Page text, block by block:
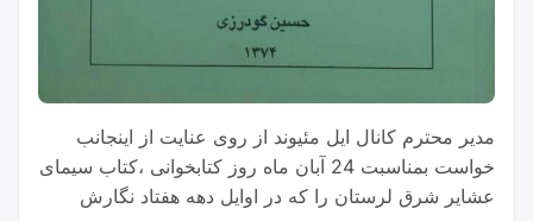
مدیر محترم کانال ایل مئیوند از روی عنایت از اینجانب
خواست بمناسبت 24 آبان ماه روز کتابخوانی ،کتاب سیمای
عشایر شرق لرستان را که در اوایل دهه هفتاد نگارش